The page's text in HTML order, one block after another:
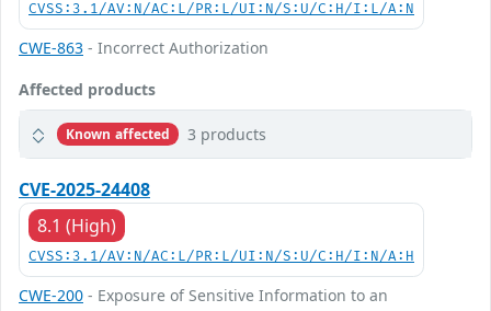
CVSS:3.1/AV:N/AC:L/PR:L/UI:N/S:U/C:H/I:L/A:N
CWE-863 - Incorrect Authorization
Affected products
Known affected 3 products
CVE-2025-24408
8.1 (High)
CVSS:3.1/AV:N/AC:L/PR:L/UI:N/S:U/C:H/I:N/A:H
CWE-200 - Exposure of Sensitive Information to an